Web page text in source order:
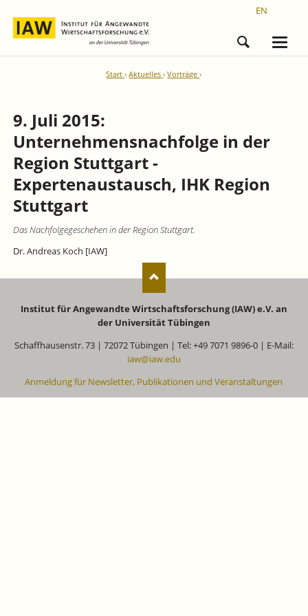
EN
Start Aktuelles Vorträge
9. Juli 2015:
Unternehmensnachfolge in der
Region Stuttgart -
Expertenaustausch, IHK Region
Stuttgart
Das Nachfolgegeschehen in der Region Stuttgart.
Dr. Andreas Koch [IAW]
Institut für Angewandte Wirtschaftsforschung (IAW) e.V. an
der Universität Tübingen
Schaffhausenstr. 73 | 72072 Tübingen | Tel: +49 7071 9896-0 | E-Mail:
iaw@iaw.edu
Anmeldung für Newsletter, Publikationen und Veranstaltungen